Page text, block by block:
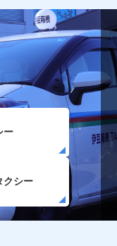
ー
クシー